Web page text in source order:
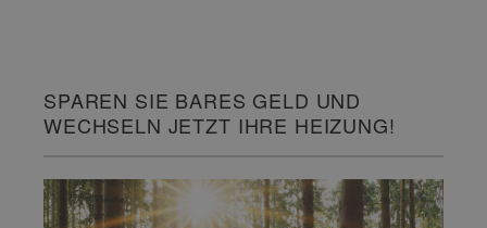
SPAREN SIE BARES GELD UND
WECHSELN JETZT IHRE HEIZUNG!